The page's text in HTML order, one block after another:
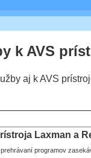
k AVS
aj k AVS
Laxman a
programov